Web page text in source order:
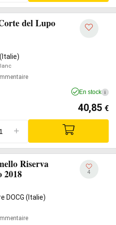
del Lupo
En stock i
40,85 €
+
Riserva
2018
DOCG (Italie)
4